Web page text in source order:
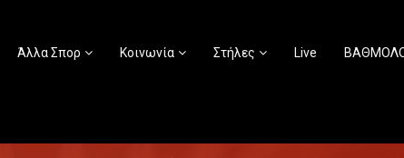
Άλλα Σπορ Κοινωνία Στήλες Live